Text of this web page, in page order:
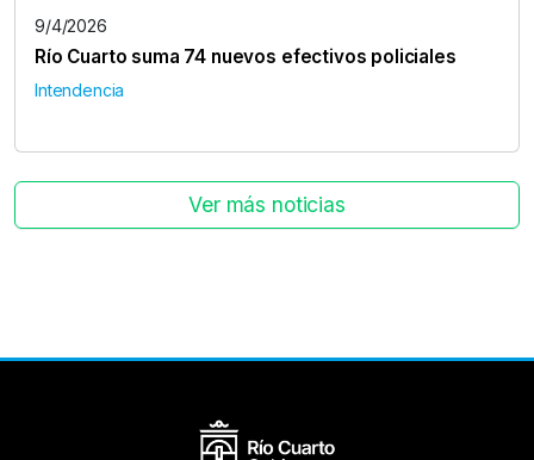
9/4/2026
Río Cuarto suma 74 nuevos efectivos policiales
Intendencia
Ver más noticias